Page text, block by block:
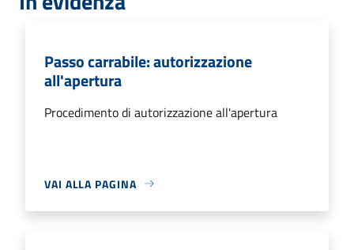
Passo carrabile: autorizzazione
all'apertura
Procedimento di autorizzazione all'apertura
VAI ALLA PAGINA